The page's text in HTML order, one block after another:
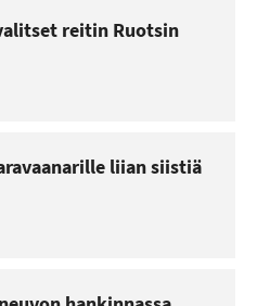
reitin Ruotsin
liian siistiä